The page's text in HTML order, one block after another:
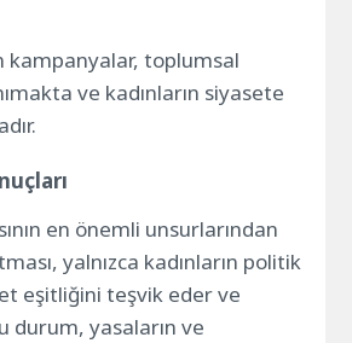
kampanyalar, toplumsal
ve kadınların siyasete
en önemli unsurlarından
yalnızca kadınların politik
eşitliğini teşvik eder ve
durum, yasaların ve